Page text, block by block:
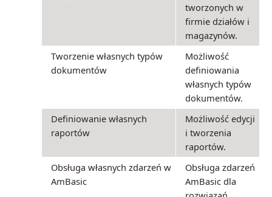
tworzonych w
firmie działów i
magazynów.
Tworzenie własnych typów
dokumentów
Możliwość
definiowania
własnych typów
dokumentów.
Definiowanie własnych
raportów
Możliwość edycji
i tworzenia
raportów.
Obsługa własnych zdarzeń w
AmBasic
Obsługa zdarzeń
AmBasic dla